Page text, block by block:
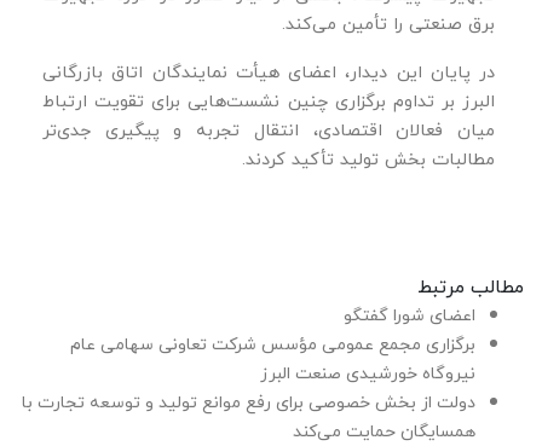
برق صنعتی را تأمین می‌کند.
در پایان این دیدار، اعضای هیأت نمایندگان اتاق بازرگانی
البرز بر تداوم برگزاری چنین نشست‌هایی برای تقویت ارتباط
میان فعالان اقتصادی، انتقال تجربه و پیگیری جدی‌تر
مطالبات بخش تولید تأکید کردند.
مطالب مرتبط
اعضای شورا گفتگو
برگزاری مجمع عمومی مؤسس شرکت تعاونی سهامی عام
نیروگاه خورشیدی صنعت البرز
دولت از بخش خصوصی برای رفع موانع تولید و توسعه تجارت با
همسایگان حمایت می‌کند